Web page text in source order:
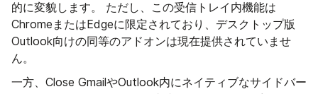
的に変貌します。 ただし、この受信トレイ内機能は
ChromeまたはEdgeに限定されており、デスクトップ版
Outlook向けの同等のアドオンは現在提供されていませ
ん。
一方、Close GmailやOutlook内にネイティブなサイドバー